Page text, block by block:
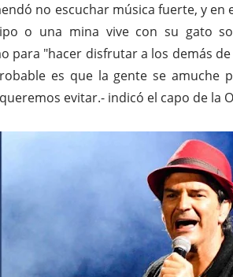
no escuchar música fuerte, y en
o una mina vive con su gato
para "hacer disfrutar a los demás de
es que la gente se amuche
evitar.- indicó el capo de la